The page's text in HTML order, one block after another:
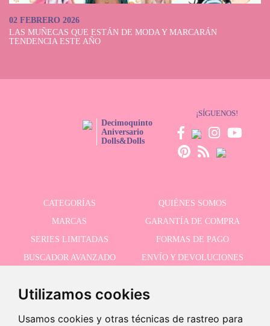
Utilizamos cookies
Usamos cookies y otras técnicas de rastreo para
02 FEBRERO 2026
LAS MUÑECAS QUE ESTÁN DE MODA Y MARCARÁN
TENDENCIA ESTE AÑO
Decimoquinto
Aniversario
Dolls&Dolls
¡SÍGUENOS!
CATEGORÍAS
QUIÉNES SOMOS
MARCAS
GARANTÍA DE COMPRA
SERIES LIMITADAS
FORMAS DE PAGO
BUSCADOR AVANZADO
ENVÍO Y DEVOLUCIONES
RECIBE NUESTRAS ÚLTIMAS NOVEDADES